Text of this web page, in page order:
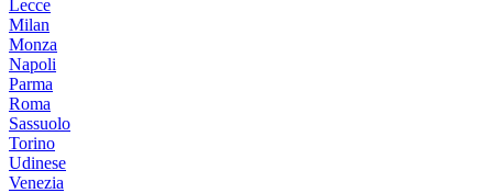
Lecce
Milan
Monza
Napoli
Parma
Roma
Sassuolo
Torino
Udinese
Venezia